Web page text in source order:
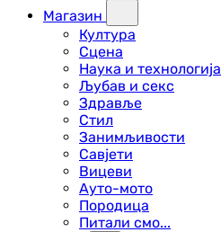
Магазин
Култура
Сцена
Наука и технологија
Љубав и секс
Здравље
Стил
Занимљивости
Савјети
Вицеви
Ауто-мото
Породица
Питали смо...